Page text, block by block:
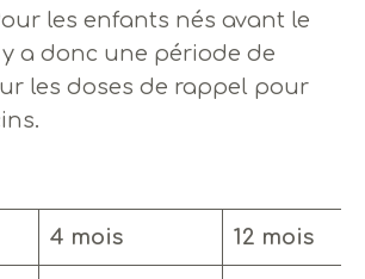
les enfants nés avant le
y a donc une période de
les doses de rappel pour
4 mois 12 mois